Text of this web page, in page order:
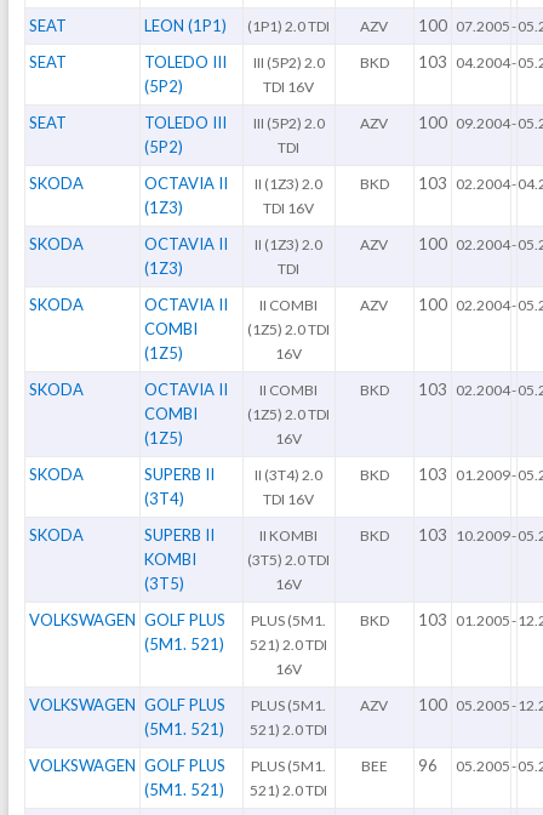
SEAT LEON (1P1) (1P1) 2.0 TDI AZV 100 07.2005-
SEAT
TOLEDO III
(5P2)
III (5P2) 2.0
TDI 16V
BKD 103 04.2004-
SEAT
TOLEDO III
(5P2)
III (5P2) 2.0
TDI
AZV 100 09.2004-
SKODA
OCTAVIA II
(1Z3)
II (1Z3) 2.0
TDI 16V
BKD 103 02.2004-
SKODA
OCTAVIA II
(1Z3)
II (1Z3) 2.0
TDI
AZV 100 02.2004-
SKODA
OCTAVIA II
COMBI
(1Z5)
II COMBI
(1Z5) 2.0 TDI
16V
AZV 100 02.2004-
SKODA
OCTAVIA II
COMBI
(1Z5)
II COMBI
(1Z5) 2.0 TDI
16V
BKD 103 02.2004-
SKODA
SUPERB II
(3T4)
II (3T4) 2.0
TDI 16V
BKD 103 01.2009-
SKODA
SUPERB II
KOMBI
(3T5)
II KOMBI
(3T5) 2.0 TDI
16V
BKD 103 10.2009-
VOLKSWAGEN GOLF PLUS
(5M1. 521)
PLUS (5M1.
521) 2.0 TDI
16V
BKD 103 01.2005-
VOLKSWAGEN GOLF PLUS
(5M1. 521)
PLUS (5M1.
521) 2.0 TDI
AZV 100 05.2005-
VOLKSWAGEN GOLF PLUS
(5M1. 521)
PLUS (5M1.
521) 2.0 TDI
BEE 96 05.2005-